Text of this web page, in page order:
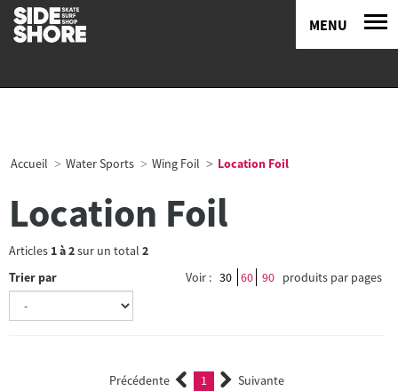
MENU
Accueil Water Sports Wing Foil Location Foil
Location Foil
Articles 1à2sur un total 2
Trier par
Voir : 30 60 90 produits par pages
Précédente 1 (current)Suivante